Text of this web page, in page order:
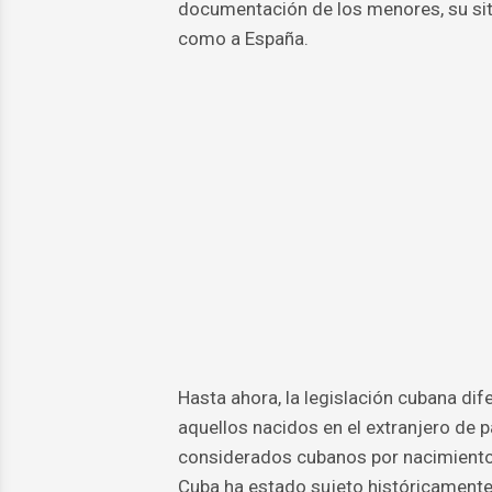
documentación de los menores, su
como a España.
Hasta ahora, la legislación cubana
aquellos nacidos en el extranjero de
considerados cubanos por
Cuba ha estado sujeto